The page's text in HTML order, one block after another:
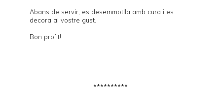
Abans de servir, es desemmotlla amb cura i es
decora al vostre gust.
Bon profit!
**********